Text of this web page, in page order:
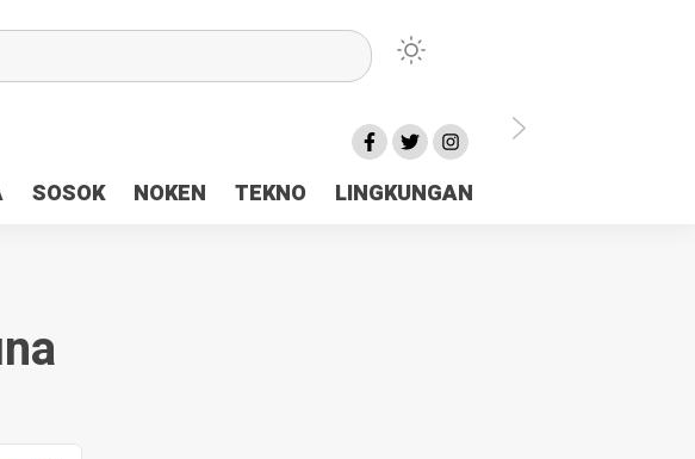
SOSOK NOKEN TEKNO LINGKUNGAN
di Deklarasi Pemilu Ceria Tanah Papua
Deposit Kas Daerah Rp23 Miliar Disorot